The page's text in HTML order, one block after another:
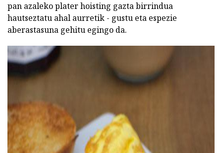
pan azaleko plater hoisting gazta birrindua
hautseztatu ahal aurretik - gustu eta espezie
aberastasuna gehitu egingo da.